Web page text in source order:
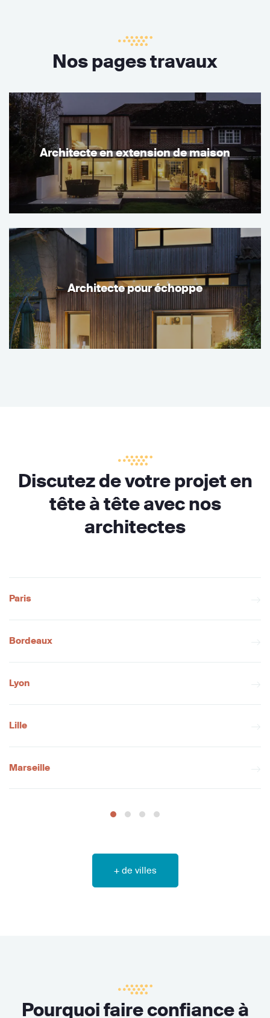
Nos pages travaux
Architecte en extension de maison
Architecte pour échoppe
Discutez de votre projet en
tête à tête avec nos
architectes
Paris
Bordeaux
Lyon
Lille
Marseille
+ de villes
Pourquoi faire confiance à